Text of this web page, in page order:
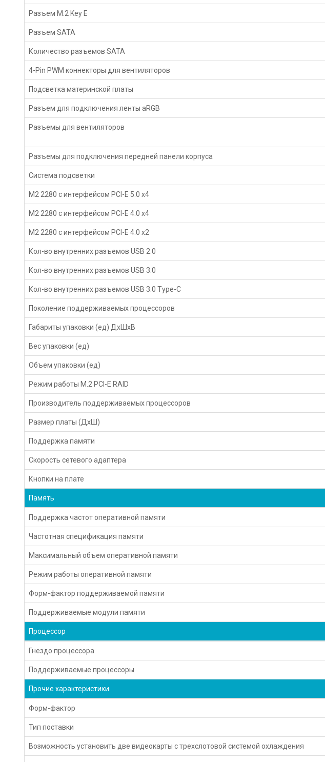
Разъем M.2 Key E
Разъем SATA
Количество разъемов SATA
4-Pin PWM коннекторы для вентиляторов
Подсветка материнской платы
Разъем для подключения ленты aRGB
Разъемы для вентиляторов
Разъемы для подключения передней панели корпуса
Система подсветки
M2 2280 с интерфейсом PCI-E 5.0 х4
M2 2280 с интерфейсом PCI-E 4.0 х4
M2 2280 с интерфейсом PCI-E 4.0 х2
Кол-во внутренних разъемов USB 2.0
Кол-во внутренних разъемов USB 3.0
Кол-во внутренних разъемов USB 3.0 Type-C
Поколение поддерживаемых процессоров
Габариты упаковки (ед) ДхШхВ
Вес упаковки (ед)
Объем упаковки (ед)
Режим работы M.2 PCI-E RAID
Производитель поддерживаемых процессоров
Размер платы (ДxШ)
Поддержка памяти
Скорость сетевого адаптера
Кнопки на плате
Память
Поддержка частот оперативной памяти
Частотная спецификация памяти
Максимальный объем оперативной памяти
Режим работы оперативной памяти
Форм-фактор поддерживаемой памяти
Поддерживаемые модули памяти
Процессор
Гнездо процессора
Поддерживаемые процессоры
Прочие характеристики
Форм-фактор
Тип поставки
Возможность установить две видеокарты с трехслотовой системой охлаждения